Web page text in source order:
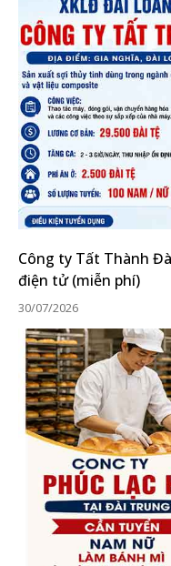
Công ty Tất Thành
điện tử (miễn phí)
30/07/2026